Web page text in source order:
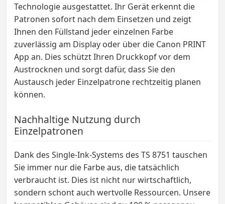
Technologie ausgestattet. Ihr Gerät erkennt die
Patronen sofort nach dem Einsetzen und zeigt
Ihnen den Füllstand jeder einzelnen Farbe
zuverlässig am Display oder über die Canon PRINT
App an. Dies schützt Ihren Druckkopf vor dem
Austrocknen und sorgt dafür, dass Sie den
Austausch jeder Einzelpatrone rechtzeitig planen
können.
Nachhaltige Nutzung durch
Einzelpatronen
Dank des Single-Ink-Systems des TS 8751 tauschen
Sie immer nur die Farbe aus, die tatsächlich
verbraucht ist. Dies ist nicht nur wirtschaftlich,
sondern schont auch wertvolle Ressourcen. Unsere